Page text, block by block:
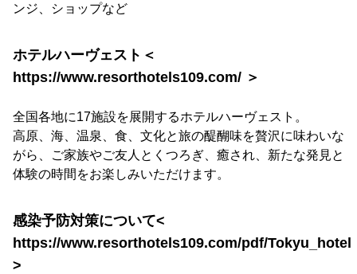
ンジ、ショップなど
ホテルハーヴェスト＜
https://www.resorthotels109.com/ ＞
全国各地に17施設を展開するホテルハーヴェスト。
高原、海、温泉、食、文化と旅の醍醐味を贅沢に味わいな
がら、ご家族やご友人とくつろぎ、癒され、新たな発見と
体験の時間をお楽しみいただけます。
感染予防対策について<
https://www.resorthotels109.com/pdf/
>